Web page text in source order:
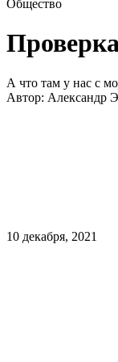
Общество
А что там у нас с
Автор: Александр
10 декабря, 2021